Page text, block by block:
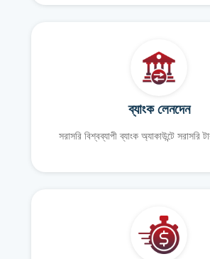
ব্যাংক লেনদেন
সরাসরি বিশ্বব্যাপী ব্যাংক অ্যাকাউন্টে সরাসরি